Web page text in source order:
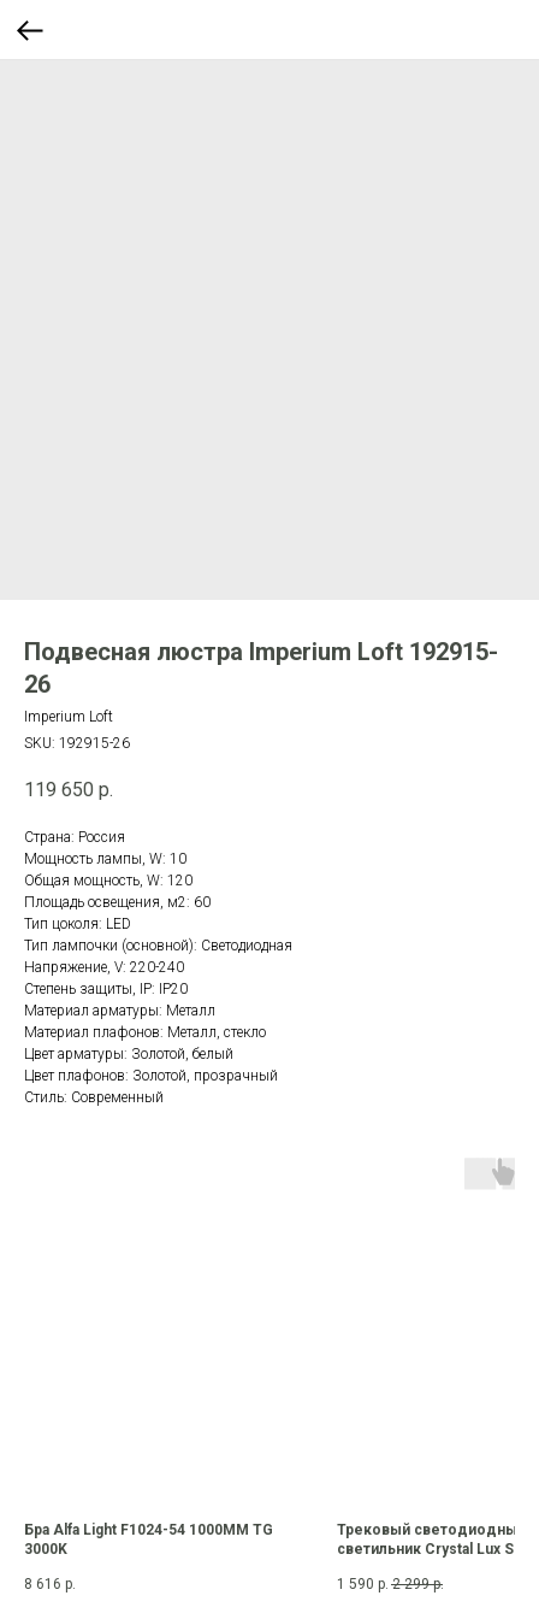
Подвесная люстра Imperium Loft 192915-
26
Imperium Loft
SKU: 192915-26
119 650 р.
Страна: Россия
Мощность лампы, W: 10
Общая мощность, W: 120
Площадь освещения, м2: 60
Тип цоколя: LED
Тип лампочки (основной): Светодиодная
Напряжение, V: 220-240
Степень защиты, IP: IP20
Материал арматуры: Металл
Материал плафонов: Металл, стекло
Цвет арматуры: Золотой, белый
Цвет плафонов: Золотой, прозрачный
Стиль: Современный
Бра Alfa Light F1024-54 1000MM TG
3000K
8 616 р.
Трековый светодиодный
светильник Crystal Lux
1 590 р. 2 299 р.